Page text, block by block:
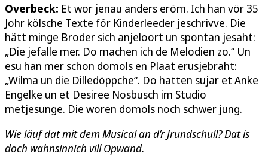
Overbeck: Et wor jenau anders eröm. Ich han vör 35
Johr kölsche Texte för Kinderleeder jeschrivve. Die
hätt minge Broder sich anjeloort un spontan jesaht:
„Die jefalle mer. Do machen ich de Melodien zo.“ Un
esu han mer schon domols en Plaat erusjebraht:
„Wilma un die Dilledöppche“. Do hatten sujar et Anke
Engelke un et Desiree Nosbusch im Studio
metjesunge. Die woren domols noch schwer jung.
Wie läuf dat mit dem Musical an d’r Jrundschull? Dat is
doch wahnsinnich vill Opwand.